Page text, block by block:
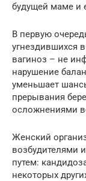
будущей маме и
В первую
угнездившихся
вагиноз – не
нарушение
уменьшает
прерывания
осложнениями
Женский
возбудителями
путем:
некоторых